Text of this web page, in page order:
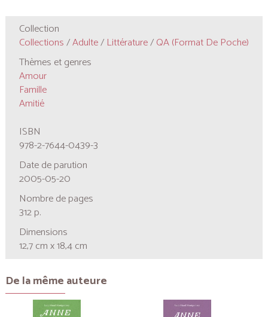
Collection
Collections/Adulte/ Littérature/QA (format De Poche)
Thèmes et genres
Amour
Famille
Amitié
ISBN
978-2-7644-0439-3
Date de parution
2005-05-20
Nombre de pages
312 p.
Dimensions
12,7 cm x 18,4 cm
De la même auteure